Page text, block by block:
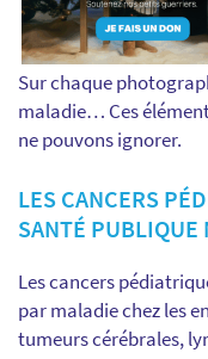
Sur chaque
maladie… Ces
ne pouvons ignorer.
LES CANCERS
SANTÉ PUBLIQUE
Les cancers
par maladie chez les
tumeurs cérébrales,